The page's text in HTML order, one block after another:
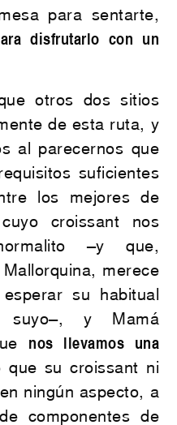
para sentarte,
disfrutarlo con un
otros dos sitios
de esta ruta, y
al parecernos que
suficientes
los mejores de
croissant nos
–y que,
merece
su habitual
y Mamá
nos llevamos una
que su croissant ni
ningún aspecto, a
componentes de